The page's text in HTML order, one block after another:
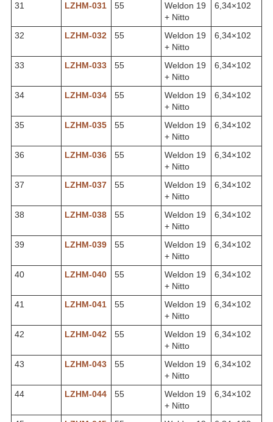
31 LZHM-031 55
Weldon 19
+ Nitto
6,34×102
32 LZHM-032 55
Weldon 19
+ Nitto
6,34×102
33 LZHM-033 55
Weldon 19
+ Nitto
6,34×102
34 LZHM-034 55
Weldon 19
+ Nitto
6,34×102
35 LZHM-035 55
Weldon 19
+ Nitto
6,34×102
36 LZHM-036 55
Weldon 19
+ Nitto
6,34×102
37 LZHM-037 55
Weldon 19
+ Nitto
6,34×102
38 LZHM-038 55
Weldon 19
+ Nitto
6,34×102
39 LZHM-039 55
Weldon 19
+ Nitto
6,34×102
40 LZHM-040 55
Weldon 19
+ Nitto
6,34×102
41 LZHM-041 55
Weldon 19
+ Nitto
6,34×102
42 LZHM-042 55
Weldon 19
+ Nitto
6,34×102
43 LZHM-043 55
Weldon 19
+ Nitto
6,34×102
44 LZHM-044 55
Weldon 19
+ Nitto
6,34×102